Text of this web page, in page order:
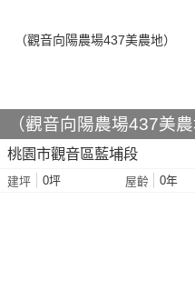
（觀音向陽農場437美農
桃園市觀音區藍埔段
建坪 0坪 屋齡 0年